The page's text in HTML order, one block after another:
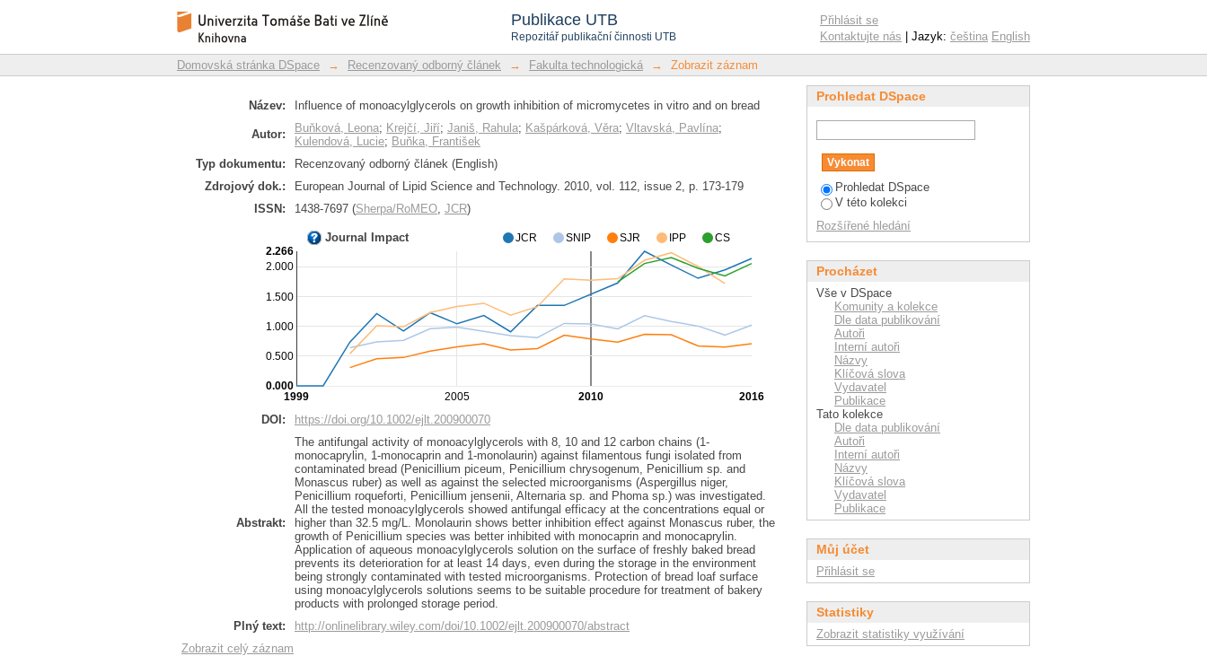
Publikace UTB
Repozitář publikační činnosti UTB
Influence of monoacylglycerols on growth inhibition of micromycetes in vitro and
on bread
Repozitář DSpace/Manakin
Přihlásit se
Kontaktujte nás | Jazyk: čeština English
Domovská stránka DSpace → Recenzovaný odborný článek → Fakulta technologická → Zobrazit záznam
Název: Influence of monoacylglycerols on growth inhibition of micromycetes in vitro and on bread
Autor: Buňková, Leona; Krejčí, Jiří; Janiš, Rahula; Kašpárková, Věra; Vltavská, Pavlína;
Kulendová, Lucie; Buňka, František
Typ dokumentu:
Recenzovaný odborný článek (English)
Zdrojový dok.:
European Journal of Lipid Science and Technology. 2010, vol. 112, issue 2, p. 173-179
ISSN:
1438-7697 (Sherpa/RoMEO, JCR)
Journal Impact
2005 2010
1999 2016
0.500
1.000
1.500
2.000
0.000
2.266
JCR SNIP SJR IPP CS
DOI: https://doi.org/10.1002/ejlt.200900070
Abstrakt:
The antifungal activity of monoacylglycerols with 8, 10 and 12 carbon chains (1-
monocaprylin, 1-monocaprin and 1-monolaurin) against filamentous fungi isolated from
contaminated bread (Penicillium piceum, Penicillium chrysogenum, Penicillium sp. and
Monascus ruber) as well as against the selected microorganisms (Aspergillus niger,
Penicillium roqueforti, Penicillium jensenii, Alternaria sp. and Phoma sp.) was investigated.
All the tested monoacylglycerols showed antifungal efficacy at the concentrations equal or
higher than 32.5 mg/L. Monolaurin shows better inhibition effect against Monascus ruber, the
growth of Penicillium species was better inhibited with monocaprin and monocaprylin.
Application of aqueous monoacylglycerols solution on the surface of freshly baked bread
prevents its deterioration for at least 14 days, even during the storage in the environment
being strongly contaminated with tested microorganisms. Protection of bread loaf surface
using monoacylglycerols solutions seems to be suitable procedure for treatment of bakery
products with prolonged storage period.
Plný text:
http://onlinelibrary.wiley.com/doi/10.1002/ejlt.200900070/abstract
Zobrazit celý záznam
Prohledat DSpace
Prohledat DSpace
V této kolekci
Rozšířené hledání
Procházet
Vše v DSpace
Komunity a kolekce
Dle data publikování
Autoři
Interní autoři
Názvy
Klíčová slova
Vydavatel
Publikace
Tato kolekce
Dle data publikování
Autoři
Interní autoři
Názvy
Klíčová slova
Vydavatel
Publikace
Můj účet
Přihlásit se
Statistiky
Zobrazit statistiky využívání